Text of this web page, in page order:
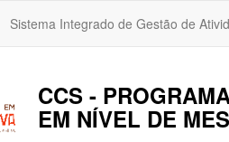
Sistema Integrado de Gestão de
CCS -
EM NÍVEL DE